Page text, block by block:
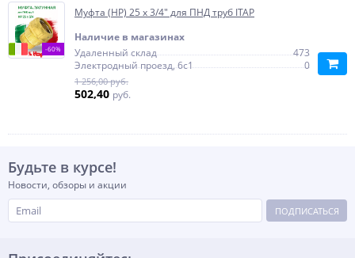
-60%
Муфта (НР) 25 х 3/4" для ПНД труб ITAP
Наличие в магазинах
Удаленный склад
473
Электродный проезд, 6с1
0
1 256,00 руб.
502,40 руб.
Будьте в курсе!
Новости, обзоры и акции
ПОДПИСАТЬСЯ